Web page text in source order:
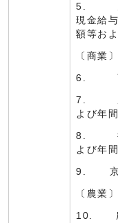
5. 産業
現金給
額等お
〔商業〕
6. 商
7. 産業
よび年
8. 従業
よび年
9. 京
〔農業〕
10. 農